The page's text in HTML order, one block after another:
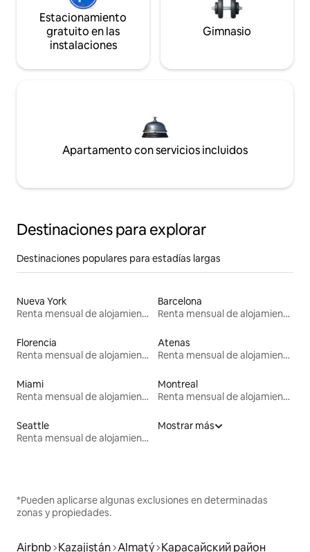
Estacionamiento
gratuito en las
instalaciones
Gimnasio
Apartamento con servicios incluidos
Destinaciones para explorar
Destinaciones populares para estadías largas
Nueva York
Renta mensual de alojamientos
Barcelona
Renta mensual de alojamientos
Florencia
Renta mensual de alojamientos
Atenas
Renta mensual de alojamientos
Miami
Renta mensual de alojamientos
Montreal
Renta mensual de alojamientos
Seattle
Renta mensual de alojamientos
Mostrar más
*Pueden aplicarse algunas exclusiones en determinadas
zonas y propiedades.
Airbnb Kazajistán Almatý Карасайский район